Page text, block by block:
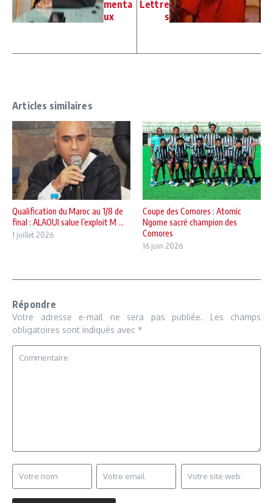
menta
ux
Lettre
s
Articles similaires
Qualification du Maroc au 1/8 de
final : ALAOUI salue l’exploit M ...
1 juillet 2026
Coupe des Comores : Atomic
Ngome sacré champion des
Comores
16 juin 2026
Répondre
Votre adresse e-mail ne sera pas publiée.
Les champs
obligatoires sont indiqués avec *